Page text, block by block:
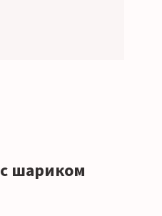
шариком